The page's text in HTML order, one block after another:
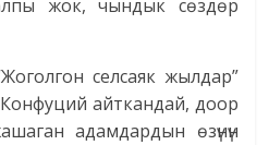
жок, чындык сөздөр
селсаяк жылдар”
айткандай, доор
адамдардын өзүнүн